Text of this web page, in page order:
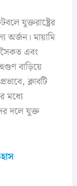
যুক্তরাষ্ট্রের
অর্জন। মায়ামি
এবং
বাড়িয়ে
ক্লাবটি
মধ্যে
দলে যুক্ত